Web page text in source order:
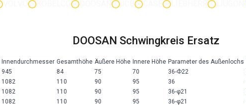
DOOSAN Schwingkreis Ersatz
Innendurchmesser Gesamthöhe Äußere Höhe Innere Höhe Parameter des Außenlochs
945 84 75 70 36-Ф22
1082 110 90 95 36
1082 110 90 95 36-φ21
1082 110 90 95 36-φ21